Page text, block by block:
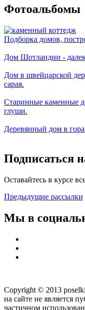
Фотоальбомы
Подборка домов,
Дом Шотландии -
Дом в швейцарской
сарая.
Старинные каменные
глуши.
Деревянный дом в
Подписаться
Оставайтесь в курсе
Предыдущие рассылки
Мы в
Copyright © 2013
на сайте не является
частичном